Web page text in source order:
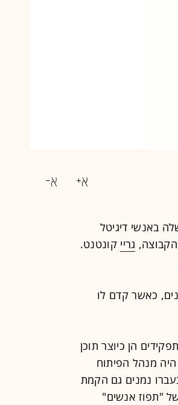
באנשי דיגיטל
גריי קונטנט.
כאשר קדם לו
הן כיוצר תוכן
האחרון, שבו שימש במשך כ-5 שנים, היה מנהל הפיתוח
נמנים גם הקמת
השיווק של "תפוז אנשים"